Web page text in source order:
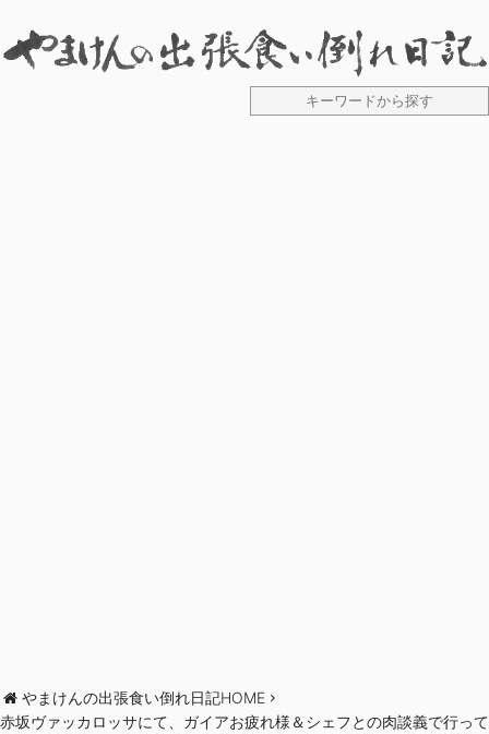
やまけんの出張食い倒れ日記HOME
赤坂ヴァッカロッサにて、ガイアお疲れ様＆シェフとの肉談義で行って